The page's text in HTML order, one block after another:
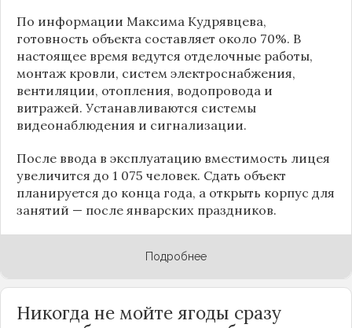
По информации Максима Кудрявцева,
готовность объекта составляет около 70%. В
настоящее время ведутся отделочные работы,
монтаж кровли, систем электроснабжения,
вентиляции, отопления, водопровода и
витражей. Устанавливаются системы
видеонаблюдения и сигнализации.
После ввода в эксплуатацию вместимость лицея
увеличится до 1 075 человек. Сдать объект
планируется до конца года, а открыть корпус для
занятий — после январских праздников.
Подробнее
Никогда не мойте ягоды сразу